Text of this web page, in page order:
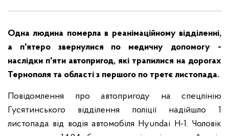
Одна людина померла в реанімаційному відділенні,
а п'ятеро звернулися по медичну допомогу -
наслідки п'яти автопригод, які трапилися на дорогах
Тернополя та області з першого по третє листопада.
Повідомлення про автопригоду на спецлінію
Гусятинського відділення поліції надійшло 1
листопада від водія автомобіля Hyundai H-1. Чоловік